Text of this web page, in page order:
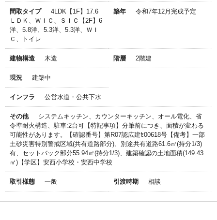
間取タイプ
4LDK【1F】17.6
ＬＤＫ、ＷＩＣ、ＳＩＣ【2F】6
洋、5.8洋、5.3洋、5.3洋、ＷＩ
Ｃ、トイレ
築年 令和7年12月完成予定
建物構造 木造 階層 2階建
現況 建築中
インフラ 公営水道・公共下水
その他
システムキッチン、カウンターキッチン、オール電化、省
令準耐火構造、駐車:2台可【特記事項】分筆前につき、面積が変わる
可能性があります。【確認番号】第R07認広建ｾ00618号【備考】一部
土砂災害特別警戒区域(共有道路部分)、別途共有道路61.6㎡(持分1/3)
有、セットバック部分55.94㎡(持分1/3)、建築確認の土地面積(149.43
㎡)【学区】安西小学校・安西中学校
取引様態 一般 引渡時期 相談